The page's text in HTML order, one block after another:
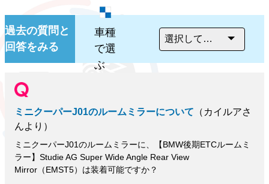
過去の質問と
回答をみる
車種
で選
ぶ
ミニクーパーJ01のルームミラーについて （カイルアさ
んより）
ミニクーパーJ01のルームミラーに、【BMW後期ETCルームミ
ラー】Studie AG Super Wide Angle Rear View
Mirror（EMST5）は装着可能ですか？